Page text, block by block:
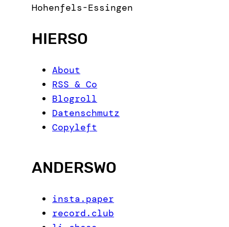
Hohenfels-Essingen
HIERSO
About
RSS & Co
Blogroll
Datenschmutz
Copyleft
ANDERSWO
insta.paper
record.club